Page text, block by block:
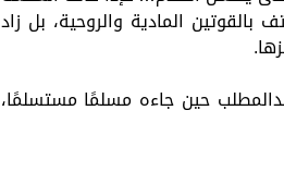
المادية والروحية، بل زاد
حين جاءه مسلمًا مستسلمًا،